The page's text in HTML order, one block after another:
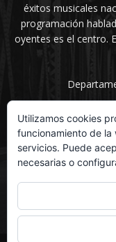
éxitos musicales
programación
oyentes es el centro.
Utilizamos cookies
funcionamiento de la
servicios. Puede
necesarias o